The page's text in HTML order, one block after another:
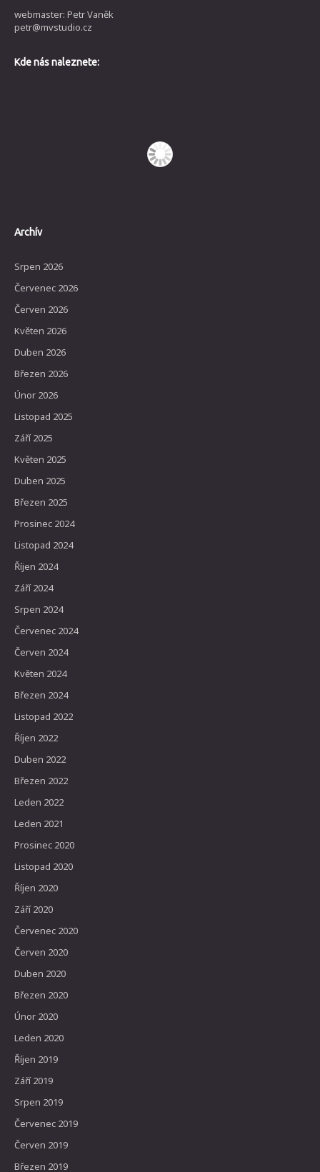
webmaster: Petr Vaněk
petr@mvstudio.cz
Kde nás naleznete:
Archív
Srpen 2026
Červenec 2026
Červen 2026
Květen 2026
Duben 2026
Březen 2026
Únor 2026
Listopad 2025
Září 2025
Květen 2025
Duben 2025
Březen 2025
Prosinec 2024
Listopad 2024
Říjen 2024
Září 2024
Srpen 2024
Červenec 2024
Červen 2024
Květen 2024
Březen 2024
Listopad 2022
Říjen 2022
Duben 2022
Březen 2022
Leden 2022
Leden 2021
Prosinec 2020
Listopad 2020
Říjen 2020
Září 2020
Červenec 2020
Červen 2020
Duben 2020
Březen 2020
Únor 2020
Leden 2020
Říjen 2019
Září 2019
Srpen 2019
Červenec 2019
Červen 2019
Březen 2019